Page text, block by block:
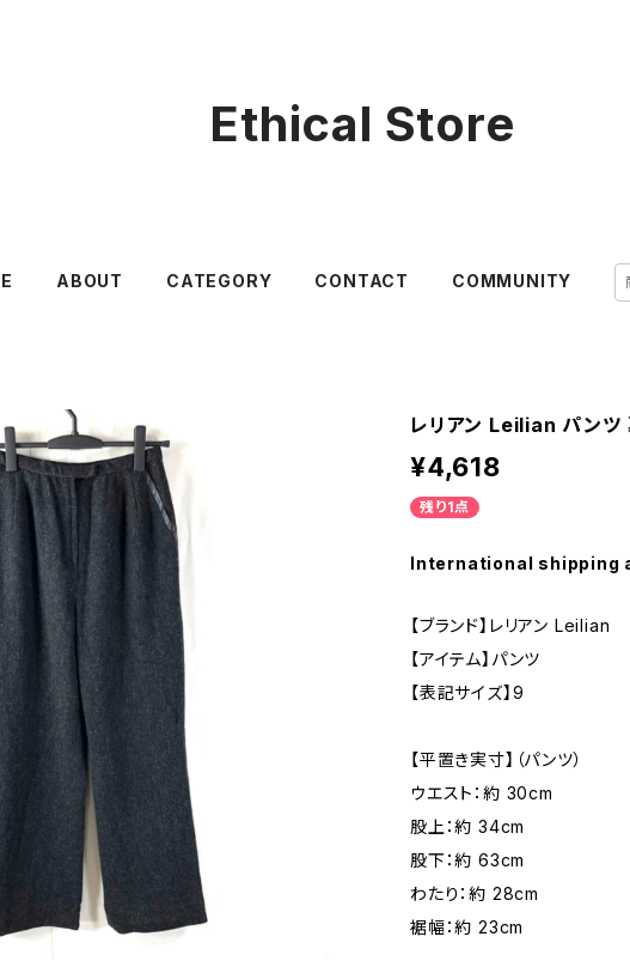
Ethical Store
ABOUT CATEGORY CONTACT COMMUNITY
レリアン Leilian パン
¥4,618
残り1点
International shipping
【ブランド】レリアン Leilian
【アイテム】パンツ
【表記サイズ】9
【平置き実寸】（パンツ）
ウエスト：約 30cm
股上：約 34cm
股下：約 63cm
わたり：約 28cm
裾幅：約 23cm